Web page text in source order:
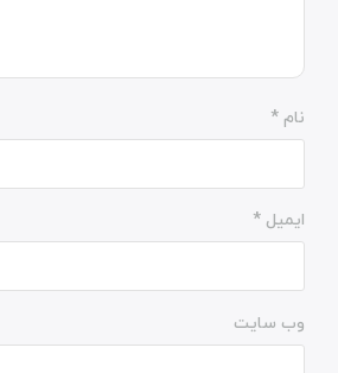
نام *
ایمیل *
وب‌ سایت